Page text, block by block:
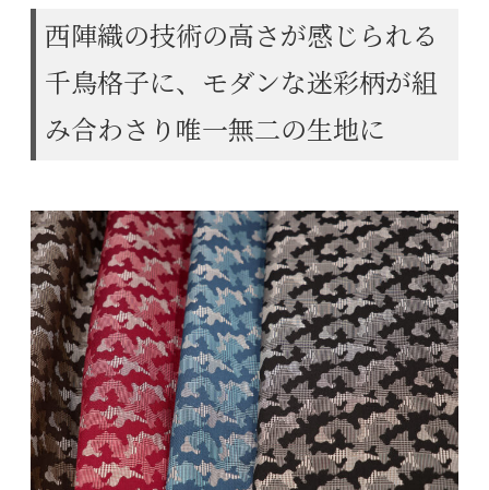
西陣織の技術の高さが感じられる
千鳥格子に、モダンな迷彩柄が組
み合わさり唯一無二の生地に